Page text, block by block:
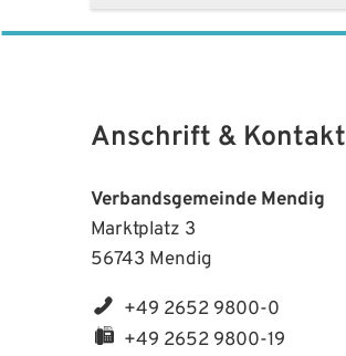
Anschrift & Kontakt
Verbandsgemeinde Mendig
Marktplatz 3
56743 Mendig
+49 2652 9800-0
+49 2652 9800-19